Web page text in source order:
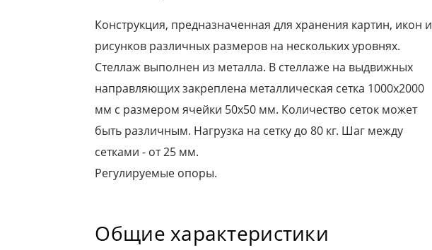
Конструкция, предназначенная для хранения картин, икон и
рисунков различных размеров на нескольких уровнях.
Стеллаж выполнен из металла. В стеллаже на выдвижных
направляющих закреплена металлическая сетка 1000х2000
мм с размером ячейки 50х50 мм. Количество сеток может
быть различным. Нагрузка на сетку до 80 кг. Шаг между
сетками - от 25 мм.
Регулируемые опоры.
Общие характеристики